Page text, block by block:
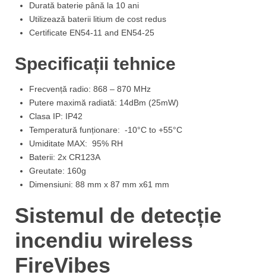
Durată baterie până la 10 ani
Utilizează baterii litium de cost redus
Certificate EN54-11 and EN54-25
Specificații tehnice
Frecvență radio: 868 – 870 MHz
Putere maximă radiată: 14dBm (25mW)
Clasa IP: IP42
Temperatură funționare: -10°C to +55°C
Umiditate MAX: 95% RH
Baterii: 2x CR123A
Greutate: 160g
Dimensiuni: 88 mm x 87 mm x61 mm
Sistemul de detecție
incendiu wireless
FireVibes